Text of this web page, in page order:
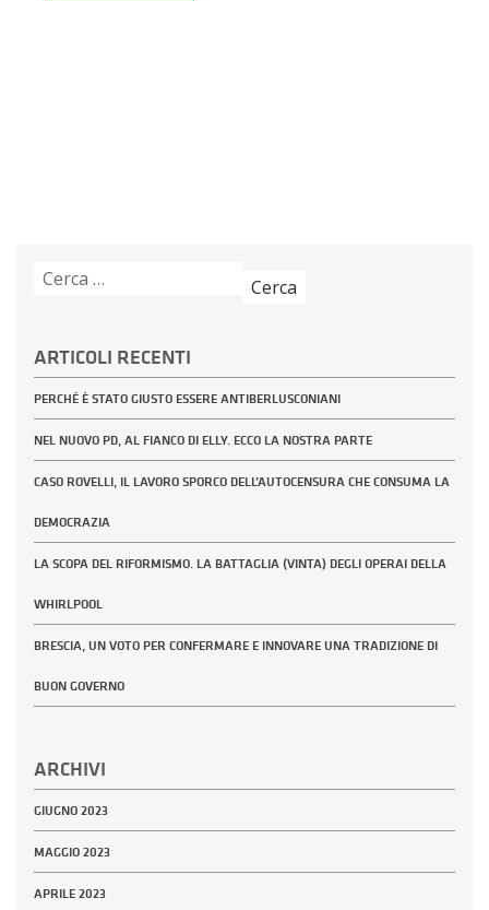
Ricerca
ARTICOLI RECENTI
PERCHÉ È STATO GIUSTO ESSERE ANTIBERLUSCONIANI
NEL NUOVO PD, AL FIANCO DI ELLY. ECCO LA NOSTRA PARTE
CASO ROVELLI, IL LAVORO SPORCO DELL’AUTOCENSURA CHE CONSUMA LA
DEMOCRAZIA
LA SCOPA DEL RIFORMISMO. LA BATTAGLIA (VINTA) DEGLI OPERAI DELLA
WHIRLPOOL
BRESCIA, UN VOTO PER CONFERMARE E INNOVARE UNA TRADIZIONE DI
BUON GOVERNO
ARCHIVI
GIUGNO 2023
MAGGIO 2023
APRILE 2023